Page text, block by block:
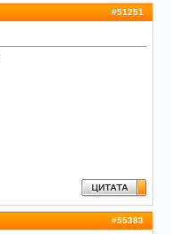
#51251
#55383